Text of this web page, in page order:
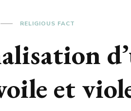
RELIGIOUS FACT
et